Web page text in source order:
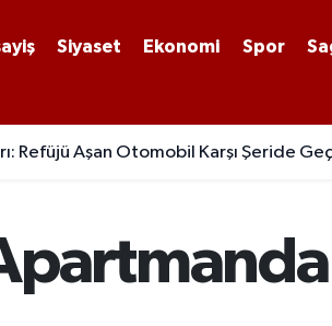
Siyaset Ekonomi Spor
Refüjü Aşan Otomobil Karşı Şeride